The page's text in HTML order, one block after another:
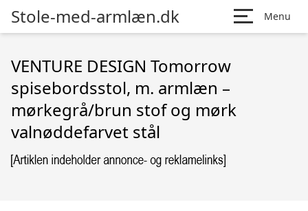
Stole-med-armlæn.dk Menu
VENTURE DESIGN Tomorrow
spisebordsstol, m. armlæn –
mørkegrå/brun stof og mørk
valnøddefarvet stål